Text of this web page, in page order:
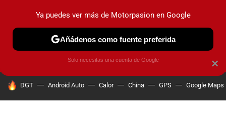
PRUEBAS COCHES ELÉCTRICOS OBSERVATORIO
HOY SE HABLA DE
DGT Android Auto Calor China GPS Google Maps
×
Ya puedes ver más de Motorpasion en Google
Añádenos como fuente preferida
Solo necesitas una cuenta de Google